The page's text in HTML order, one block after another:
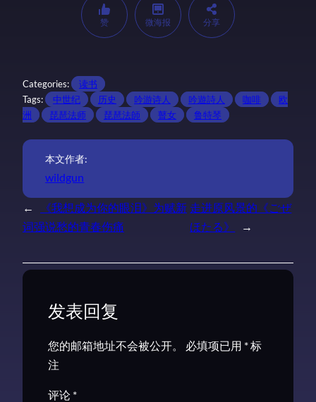
赞 微海报 分享
Categories:
读书
Tags:
中世纪 历史 吟游诗人 吟遊詩人 咖啡
欧
洲
琵琶法师 琵琶法師 瞽女 鲁特琴
本文作者:
wildgun
←
《我想成为你的眼泪》为赋新
词强说愁的青春伤痛
走进原风景的《ごぜ
ほたる》
→
发表回复
您的邮箱地址不会被公开。 必填项已用 *标
注
评论 *